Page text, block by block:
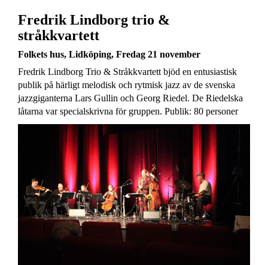
Fredrik Lindborg trio &
stråkkvartett
Folkets hus, Lidköping, Fredag 21 november
Fredrik Lindborg Trio & Stråkkvartett bjöd en entusiastisk
publik på härligt melodisk och rytmisk jazz av de svenska
jazzgiganterna Lars Gullin och Georg Riedel. De Riedelska
låtarna var specialskrivna för gruppen. Publik: 80 personer